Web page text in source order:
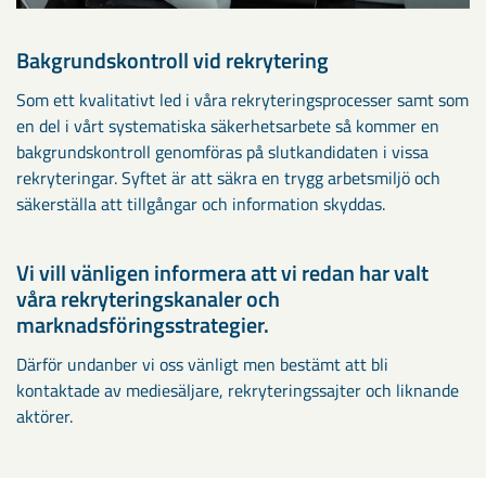
Bakgrundskontroll vid rekrytering
Som ett kvalitativt led i våra rekryteringsprocesser samt som
en del i vårt systematiska säkerhetsarbete så kommer en
bakgrundskontroll genomföras på slutkandidaten i vissa
rekryteringar. Syftet är att säkra en trygg arbetsmiljö och
säkerställa att tillgångar och information skyddas.
Vi vill vänligen informera att vi redan har valt
våra rekryteringskanaler och
marknadsföringsstrategier.
Därför undanber vi oss vänligt men bestämt att bli
kontaktade av mediesäljare, rekryteringssajter och liknande
aktörer.